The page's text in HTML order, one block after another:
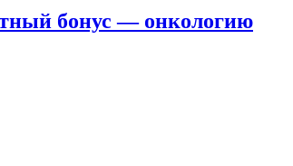
бонус — онкологию